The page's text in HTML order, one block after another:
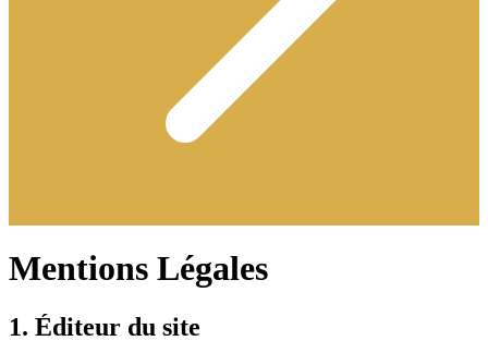
Mentions Légales
1. Éditeur du site